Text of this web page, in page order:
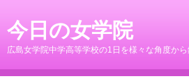
今日の女学院
広島女学院中学高等学校の1日を様々な角度から